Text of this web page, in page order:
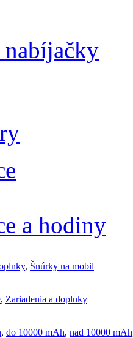
nabíjačky
a hodiny
, Šnúrky na mobil
, Zariadenia a doplnky
, do 10000 mAh, nad 10000 mAh